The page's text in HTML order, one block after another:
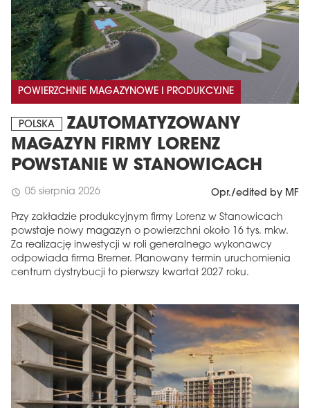
POWIERZCHNIE MAGAZYNOWE I PRODUKCYJNE
POLSKA
ZAUTOMATYZOWANY
MAGAZYN FIRMY LORENZ
POWSTANIE W STANOWICACH
schedule 05 sierpnia 2026 Opr./edited by MF
Przy zakładzie produkcyjnym firmy Lorenz w Stanowicach
powstaje nowy magazyn o powierzchni około 16 tys. mkw.
Za realizację inwestycji w roli generalnego wykonawcy
odpowiada firma Bremer. Planowany termin uruchomienia
centrum dystrybucji to pierwszy kwartał 2027 roku.